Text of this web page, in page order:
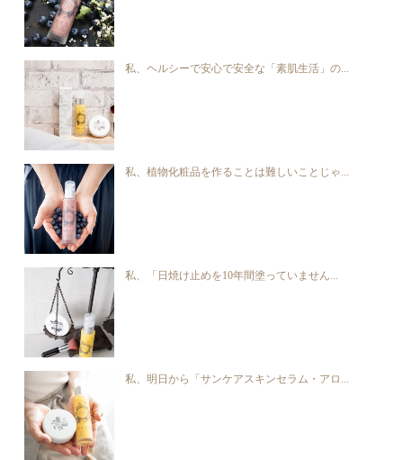
私、ヘルシーで安心で安全な「素肌生活」の...
私、植物化粧品を作ることは難しいことじゃ...
私、「日焼け止めを10年間塗っていません...
私、明日から「サンケアスキンセラム・アロ...